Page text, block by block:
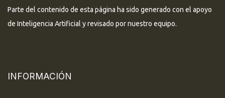
Parte del contenido de esta página ha sido generado con el apoyo
de Inteligencia Artificial y revisado por nuestro equipo.
INFORMACIÓN